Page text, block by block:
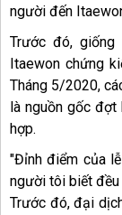
người đến
Trước đó,
Itaewon chứng
Tháng 5/2020,
là nguồn gốc
hợp.
"Đỉnh điểm của
người tôi biết
Trước đó, đại